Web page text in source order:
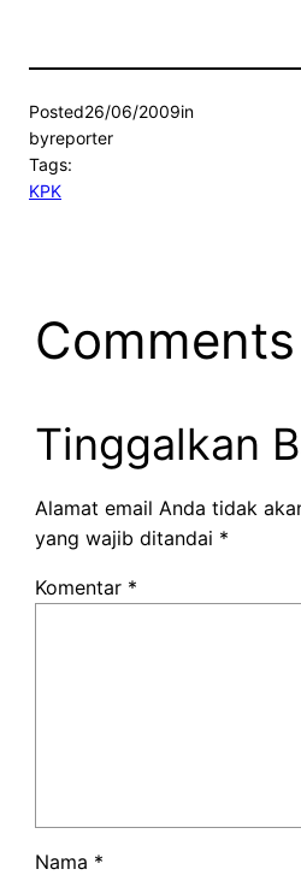
Posted26/06/2009in
byreporter
Tags:
KPK
Comments
Tinggalkan
Alamat email Anda tidak
yang wajib ditandai *
Komentar *
Nama *